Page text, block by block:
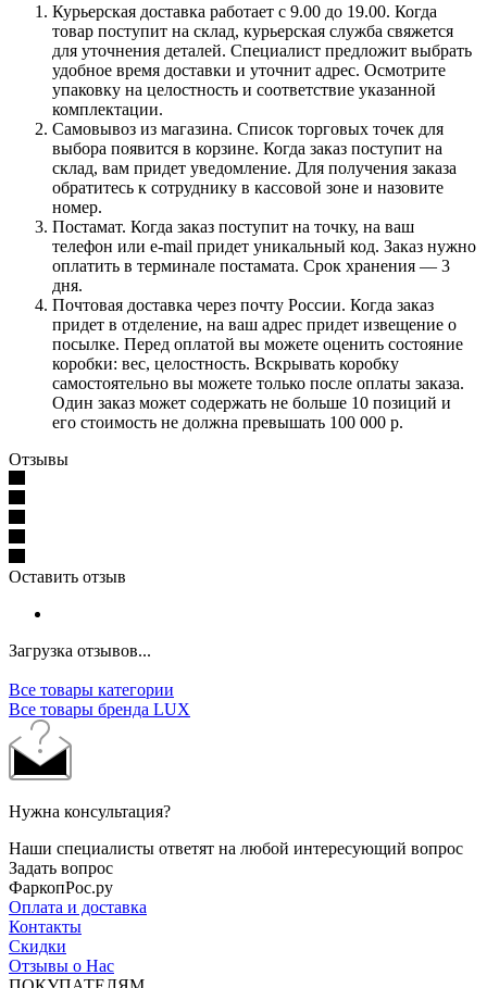
Курьерская доставка работает с 9.00 до 19.00. Когда
товар поступит на склад, курьерская служба свяжется
для уточнения деталей. Специалист предложит выбрать
удобное время доставки и уточнит адрес. Осмотрите
упаковку на целостность и соответствие указанной
комплектации.
Самовывоз из магазина. Список торговых точек для
выбора появится в корзине. Когда заказ поступит на
склад, вам придет уведомление. Для получения заказа
обратитесь к сотруднику в кассовой зоне и назовите
номер.
Постамат. Когда заказ поступит на точку, на ваш
телефон или e-mail придет уникальный код. Заказ нужно
оплатить в терминале постамата. Срок хранения — 3
дня.
Почтовая доставка через почту России. Когда заказ
придет в отделение, на ваш адрес придет извещение о
посылке. Перед оплатой вы можете оценить состояние
коробки: вес, целостность. Вскрывать коробку
самостоятельно вы можете только после оплаты заказа.
Один заказ может содержать не больше 10 позиций и
его стоимость не должна превышать 100 000 р.
Отзывы
Оставить отзыв
Загрузка отзывов...
Все товары категории
Все товары бренда LUX
Нужна консультация?
Наши специалисты ответят на любой интересующий вопрос
Задать вопрос
ФаркопРос.ру
Оплата и доставка
Контакты
Скидки
Отзывы о Нас